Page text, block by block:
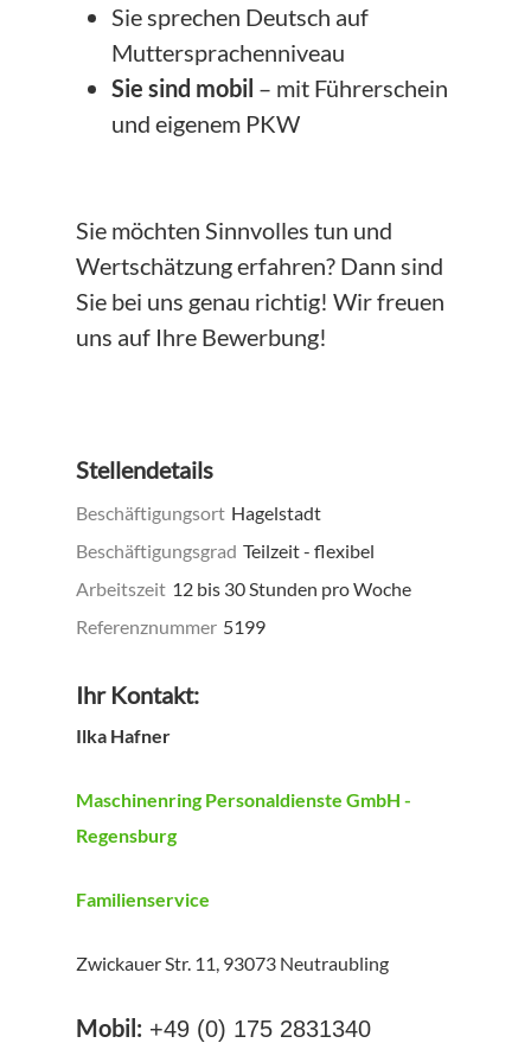
Sie sprechen Deutsch auf
Muttersprachenniveau
Sie sind mobil – mit Führerschein
und eigenem PKW
Sie möchten Sinnvolles tun und
Wertschätzung erfahren? Dann sind
Sie bei uns genau richtig! Wir freuen
uns auf Ihre Bewerbung!
Stellendetails
Beschäftigungsort Hagelstadt
Beschäftigungsgrad Teilzeit - flexibel
Arbeitszeit 12 bis 30 Stunden pro Woche
Referenznummer 5199
Ihr Kontakt:
Ilka Hafner
Maschinenring Personaldienste GmbH -
Regensburg
Familienservice
Zwickauer Str. 11, 93073 Neutraubling
Mobil: +49 (0) 175 2831340